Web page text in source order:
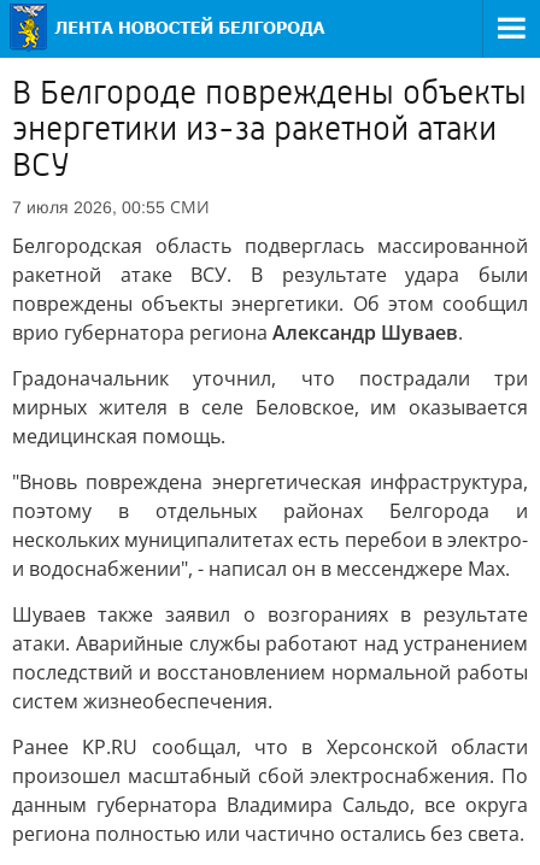
В Белгороде повреждены объекты
энергетики из-за ракетной атаки
ВСУ
7 июля 2026, 00:55 СМИ
Белгородская область подверглась массированной
ракетной атаке ВСУ. В результате удара были
повреждены объекты энергетики. Об этом сообщил
врио губернатора региона Александр Шуваев.
Градоначальник уточнил, что пострадали три
мирных жителя в селе Беловское, им оказывается
медицинская помощь.
"Вновь повреждена энергетическая инфраструктура,
поэтому в отдельных районах Белгорода и
нескольких муниципалитетах есть перебои в электро-
и водоснабжении", - написал он в мессенджере Max.
Шуваев также заявил о возгораниях в результате
атаки. Аварийные службы работают над устранением
последствий и восстановлением нормальной работы
систем жизнеобеспечения.
Ранее KP.RU сообщал, что в Херсонской области
произошел масштабный сбой электроснабжения. По
данным губернатора Владимира Сальдо, все округа
региона полностью или частично остались без света.